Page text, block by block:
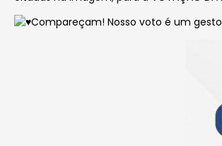
Compareçam! Nosso voto é um